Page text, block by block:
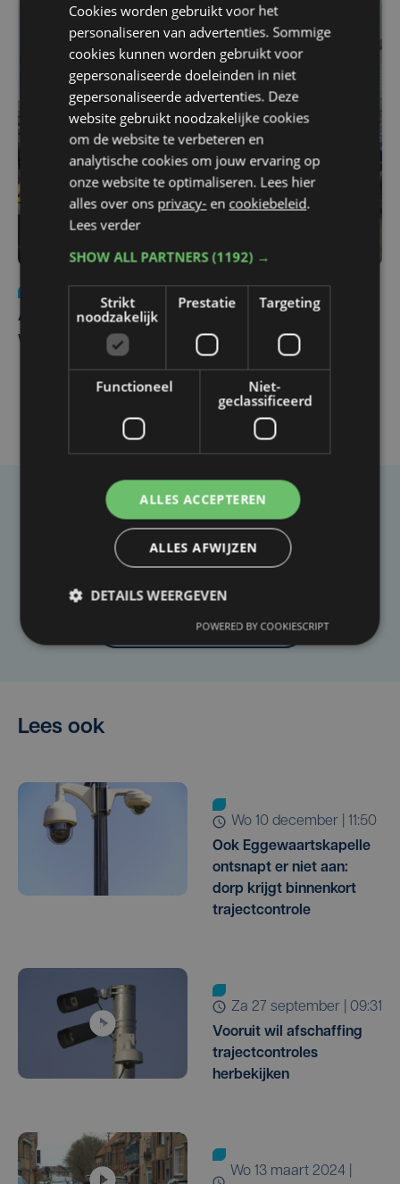
Autobestuurster rijdt na foutief manoeuvre tegen
winkelgevel in Ieper
Taalfout opgemerkt?
Heb je een taal- of schrijffout opgemerkt in dit
artikel?
Laat het ons weten
Lees ook
wo 10 december | 11:50
Ook Eggewaartskapelle
ontsnapt er niet aan:
dorp krijgt binnenkort
trajectcontrole
za 27 september | 09:31
Vooruit wil afschaffing
trajectcontroles
herbekijken
wo 13 maart 2024 |
Cookies worden gebruikt voor het
personaliseren van advertenties. Sommige
cookies kunnen worden gebruikt voor
gepersonaliseerde doeleinden in niet
gepersonaliseerde advertenties. Deze
website gebruikt noodzakelijke cookies
om de website te verbeteren en
analytische cookies om jouw ervaring op
onze website te optimaliseren. Lees hier
alles over ons privacy- en cookiebeleid.
Lees verder
SHOW ALL PARTNERS(1192) →
Strikt
noodzakelijk
Prestatie Targeting
Functioneel
Niet-
geclassificeerd
ALLES ACCEPTEREN
ALLES AFWIJZEN
DETAILS WEERGEVEN
POWERED BY COOKIESCRIPT